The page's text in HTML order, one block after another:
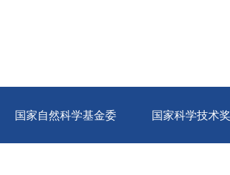
国家自然科学基金委 国家科学技术